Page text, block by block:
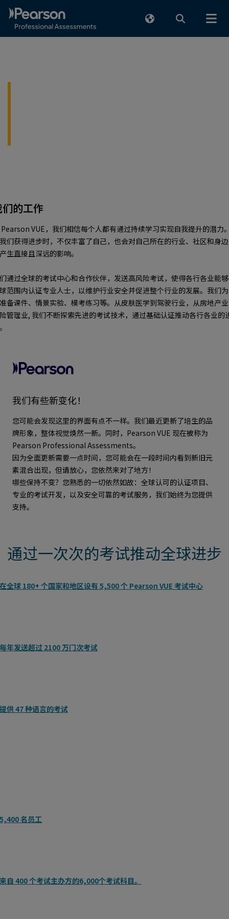
的工作
VUE，我们相信每个人都有通过持续学习实现自我提升的潜力
们获得进步时，不仅丰富了自己，也会对自己所在的行业、社区和身
生直接且深远的影响。
通过全球的考试中心和合作伙伴，发送高风险考试，使得各行各业能
范围内认证专业人士，以维护行业安全并促进整个行业的发展。我们
备课件、情景实验、模考练习等。从皮肤医学到驾驶行业，从房地产
管理业, 我们不断探索先进的考试技术，通过基础认证推动各行各业的
我们有些新变化！
您可能会发现这里的界面有点不一样。我们最近更新了培生的品
牌形象，整体视觉焕然一新。同时， Pearson VUE 现在被称为
Pearson Professional Assessments。
因为全面更新需要一点时间，您可能会在一段时间内看到新旧元
素混合出现，但请放心，您依然来对了地方！
哪些保持不变？您熟悉的一切依然如故：全球认可的认证项目、
专业的考试开发，以及安全可靠的考试服务，我们始终为您提供
支持。
通过一次次的考试推动全球进步
在全球 180+ 个国家和地区设有 5,500 个 Pearson VUE 考试中心
每年发送超过 2100 万门次考试
提供 47 种语言的考试
5,400 名员工
来自 400 个考试主办方的6,000个考试科目。